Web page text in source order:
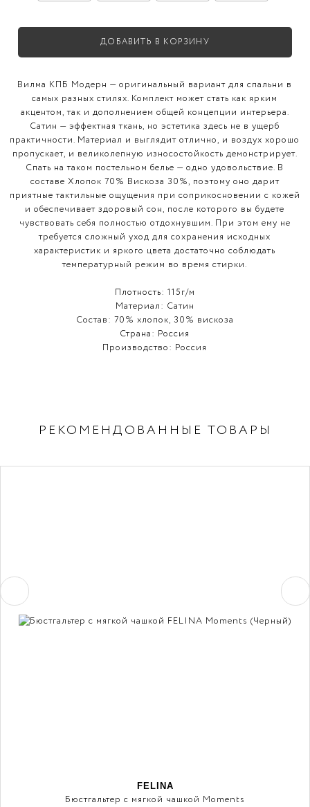
ДОБАВИТЬ В КОРЗИНУ
Вилма КПБ Модерн — оригинальный вариант для спальни в
самых разных стилях. Комплект может стать как ярким
акцентом, так и дополнением общей концепции интерьера.
Сатин — эффектная ткань, но эстетика здесь не в ущерб
практичности. Материал и выглядит отлично, и воздух хорошо
пропускает, и великолепную износостойкость демонстрирует.
Спать на таком постельном белье — одно удовольствие. В
составе Хлопок 70% Вискоза 30%, поэтому оно дарит
приятные тактильные ощущения при соприкосновении с кожей
и обеспечивает здоровый сон, после которого вы будете
чувствовать себя полностью отдохнувшим. При этом ему не
требуется сложный уход для сохранения исходных
характеристик и яркого цвета достаточно соблюдать
температурный режим во время стирки.
Плотность: 115г/м
Материал: Cатин
Состав: 70% хлопок, 30% вискоза
Страна: Россия
Производство: Россия
РЕКОМЕНДОВАННЫЕ ТОВАРЫ
FELINA
Бюстгальтер с мягкой чашкой Moments